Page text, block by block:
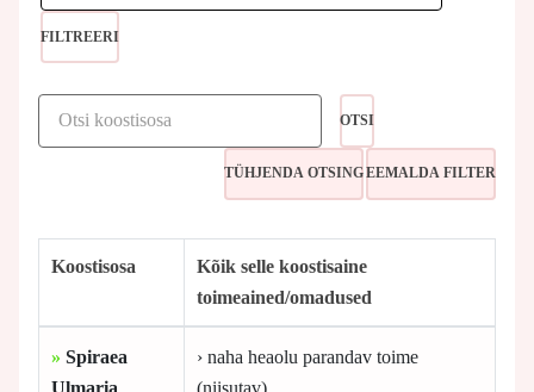
FILTREERI
OTSI
Koostisosa
Kõik selle koostisaine
toimeained/omadused
» Spiraea
Ulmaria
› naha heaolu parandav toime
(niisutav)